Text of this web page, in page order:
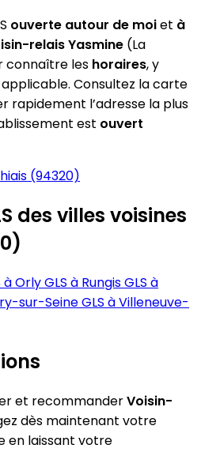
ouverte autour de moiet à
relais Yasmine (La
connaître les horaires, y
applicable. Consultez la carte
rapidement l’adresse la plus
est ouvert
(94320)
des villes voisines
à OrlyGLS à RungisGLS à
sur-SeineGLS à Villeneuve-
et recommanderVoisin-
dès maintenant votre
en laissant votre